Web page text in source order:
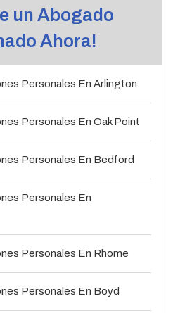
un Abogado
Ahora!
Personales En Arlington
Personales En Oak Point
Personales En Bedford
Personales En
Personales En Rhome
Personales En Boyd